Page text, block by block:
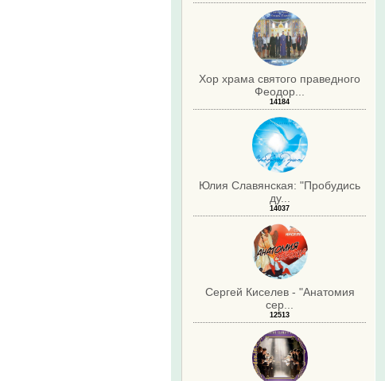
Хор храма святого праведного
Феодор...
14184
Юлия Славянская: "Пробудись
ду...
14037
Сергей Киселев - "Анатомия
сер...
12513